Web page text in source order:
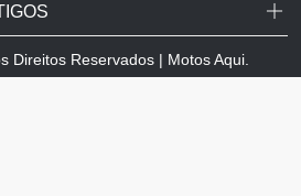
Direitos Reservados | Motos Aqui.